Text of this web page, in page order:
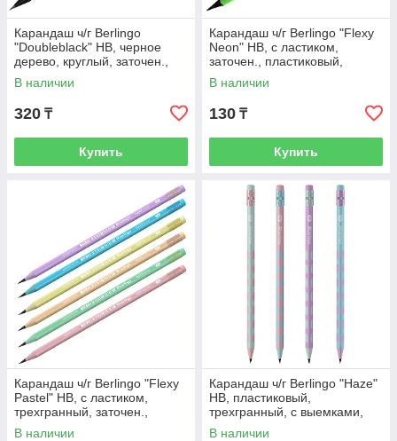
Карандаш ч/г Berlingo
"Doubleblack" HB, черное
дерево, круглый, заточен.,
ассорти
В наличии
320 ₸
Купить
Карандаш ч/г Berlingo "Flexy
Neon" HB, с ластиком,
заточен., пластиковый,
ассорти
В наличии
130 ₸
Купить
Карандаш ч/г Berlingo "Flexy
Pastel" HB, с ластиком,
трехгранный, заточен.,
пластиковый, ПВХ-бокс
В наличии
Карандаш ч/г Berlingo "Haze"
HB, пластиковый,
трехгранный, с выемками,
заточен., с ластиком, PET-бок
В наличии